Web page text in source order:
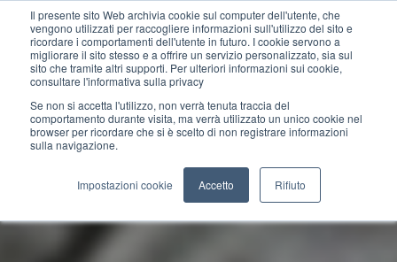
Il presente sito Web archivia cookie sul computer dell'utente, che
vengono utilizzati per raccogliere informazioni sull'utilizzo del sito e
ricordare i comportamenti dell'utente in futuro. I cookie servono a
migliorare il sito stesso e a offrire un servizio personalizzato, sia sul
sito che tramite altri supporti. Per ulteriori informazioni sui cookie,
consultare l'informativa sulla privacy
Se non si accetta l'utilizzo, non verrà tenuta traccia del
comportamento durante visita, ma verrà utilizzato un unico cookie nel
browser per ricordare che si è scelto di non registrare informazioni
sulla navigazione.
Impostazioni cookie Accetto Rifiuto